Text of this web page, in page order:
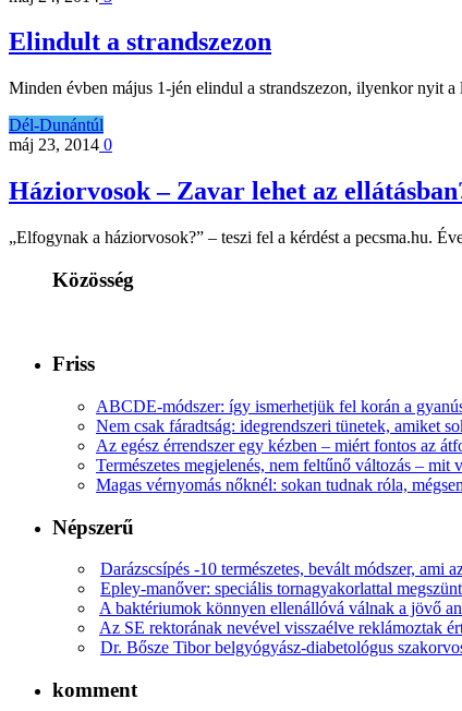
Elindult a strandszezon
Minden évben május 1-jén elindul a strandszezon, ilyenkor nyit
Dél-Dunántúl
máj 23, 2014 0
Háziorvosok – Zavar lehet az
„Elfogynak a háziorvosok?” – teszi fel a kérdést a pecsma.hu.
Közösség
Friss
ABCDE‑módszer: így ismerhetjük fel korán a
Nem csak fáradtság: idegrendszeri tünetek, amiket
Az egész érrendszer egy kézben – miért fontos az
Természetes megjelenés, nem feltűnő változás – mit
Magas vérnyomás nőknél: sokan tudnak róla,
Népszerű
Darázscsípés -10 természetes, bevált módszer, ami
Epley-manőver: speciális tornagyakorlattal
A baktériumok könnyen ellenállóvá válnak a jövő
Az SE rektorának nevével visszaélve reklámoztak
Dr. Bősze Tibor belgyógyász-diabetológus
komment